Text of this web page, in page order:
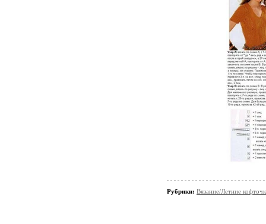
Рубрики: Вязание/Летние